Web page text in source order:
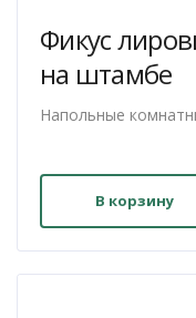
Фикус
на штамбе
Напольные
В корзину